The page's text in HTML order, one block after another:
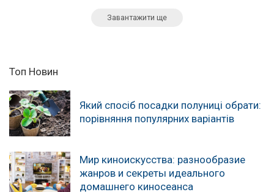
Завантажити ще
Топ Новин
Який спосіб посадки полуниці обрати:
порівняння популярних варіантів
Мир киноискусства: разнообразие
жанров и секреты идеального
домашнего киносеанса